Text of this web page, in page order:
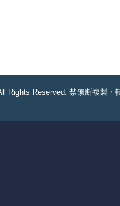
Rights Reserved. 禁無断複製